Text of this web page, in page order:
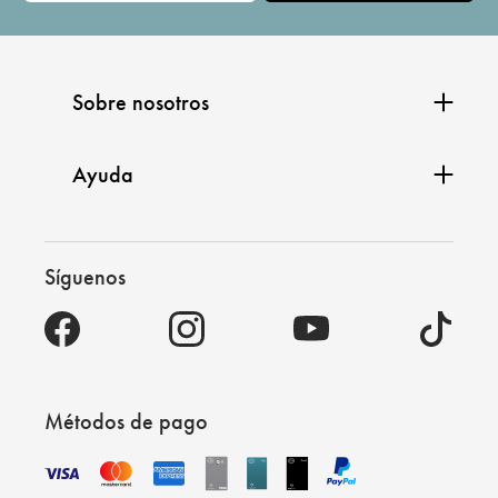
Sobre nosotros
Ayuda
Síguenos
Métodos de pago